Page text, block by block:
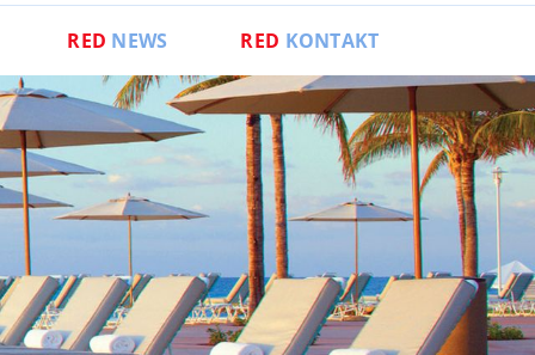
RED NEWS RED KONTAKT